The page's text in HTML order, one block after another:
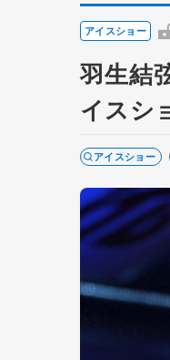
アイスショー
羽生結
イスシ
アイスショー